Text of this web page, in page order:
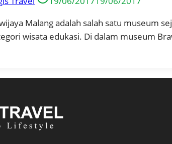
Malang adalah salah satu museum
wisata edukasi. Di dalam museum